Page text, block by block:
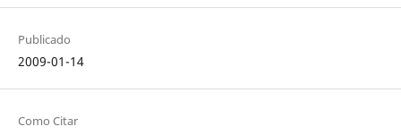
Publicado
2009-01-14
Como Citar